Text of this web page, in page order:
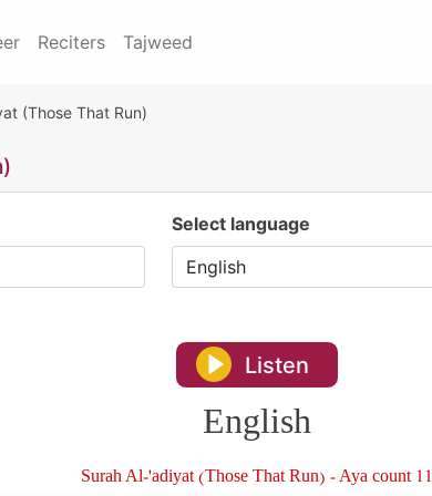
Reciters Tajweed
(Those That Run)
Select language
Listen
English
Surah Al-'adiyat (Those That Run) - Aya count 11